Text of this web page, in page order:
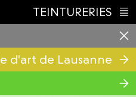
TEINTURERIES
d'art de Lausanne